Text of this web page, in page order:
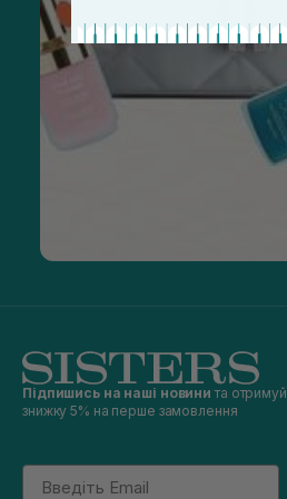
Підпишись на наші новини та отримуй
знижку 5% на перше замовлення
Email